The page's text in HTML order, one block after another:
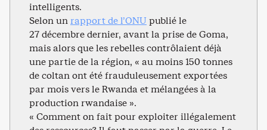
intelligents.
Selon unrapport de l’ONUpublié le
27 décembre dernier, avant la prise de Goma,
mais alors que les rebelles contrôlaient déjà
une partie de la région, « au moins 150 tonnes
de coltan ont été frauduleusement exportées
par mois vers le Rwanda et mélangées à la
production rwandaise ».
« Comment on fait pour exploiter illégalement